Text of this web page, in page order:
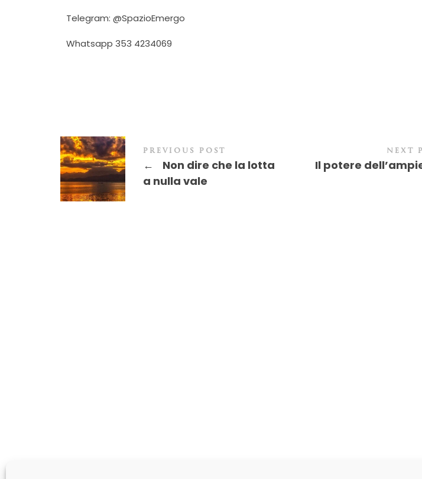
Telegram: @SpazioEmergo
Whatsapp 353 4234069
PREVIOUS POST
←
Non dire che la lotta
a nulla vale
NEXT
Il potere